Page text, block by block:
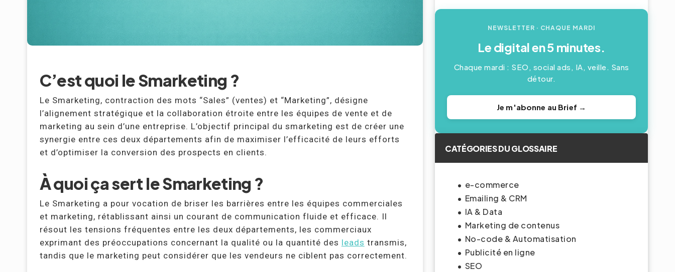
C’est quoi le Smarketing ?
Le Smarketing, contraction des mots “Sales” (ventes) et “Marketing”, désigne
l’alignement stratégique et la collaboration étroite entre les équipes de vente et de
marketing au sein d’une entreprise. L’objectif principal du smarketing est de créer une
synergie entre ces deux départements afin de maximiser l’efficacité de leurs efforts
et d’optimiser la conversion des prospects en clients.
À quoi ça sert le Smarketing ?
Le Smarketing a pour vocation de briser les barrières entre les équipes commerciales
et marketing, rétablissant ainsi un courant de communication fluide et efficace. Il
résout les tensions fréquentes entre les deux départements, les commerciaux
exprimant des préoccupations concernant la qualité ou la quantité des leads transmis,
tandis que le marketing peut considérer que les vendeurs ne ciblent pas correctement.
NEWSLETTER · CHAQUE MARDI
Le digital en 5 minutes.
Chaque mardi : SEO, social ads, IA, veille. Sans
détour.
Je m'abonne au Brief →
CATÉGORIES DU GLOSSAIRE
e-commerce
Emailing & CRM
IA & Data
Marketing de contenus
No-code & Automatisation
Publicité en ligne
SEO